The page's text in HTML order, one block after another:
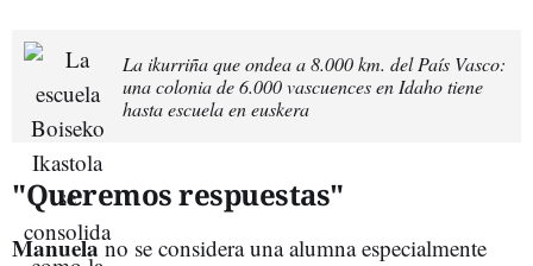
La ikurriña que ondea a 8.000 km. del País Vasco:
una colonia de 6.000 vascuences en Idaho tiene
hasta escuela en euskera
"Queremos respuestas"
Manuelano se considera una alumna especialmente